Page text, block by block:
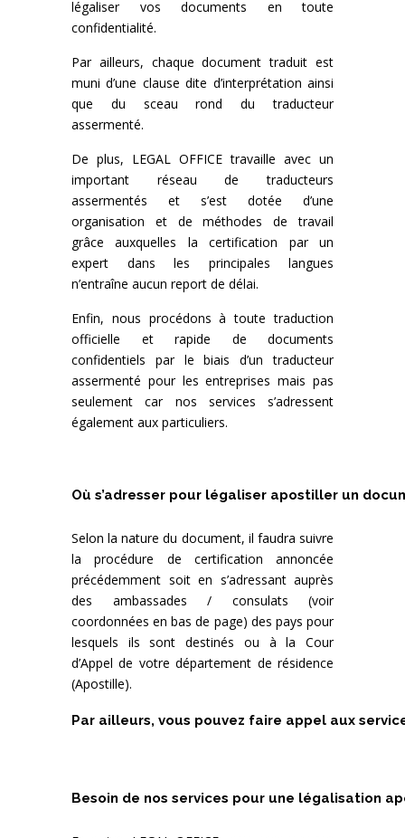
légaliser vos documents en toute
confidentialité.
Par ailleurs, chaque document traduit est
muni d’une clause dite d’interprétation ainsi
que du sceau rond du traducteur
assermenté.
De plus, LEGAL OFFICE travaille avec un
important réseau de traducteurs
assermentés et s’est dotée d’une
organisation et de méthodes de travail
grâce auxquelles la certification par un
expert dans les principales langues
n’entraîne aucun report de délai.
Enfin, nous procédons à toute traduction
officielle et rapide de documents
confidentiels par le biais d’un traducteur
assermenté pour les entreprises mais pas
seulement car nos services s’adressent
également aux particuliers.
Où s’adresser pour légaliser apostiller un
Selon la nature du document, il faudra suivre
la procédure de certification annoncée
précédemment soit en s’adressant auprès
des ambassades / consulats (voir
coordonnées en bas de page) des pays pour
lesquels ils sont destinés ou à la Cour
d’Appel de votre département de résidence
(Apostille).
Par ailleurs, vous pouvez faire appel aux
Besoin de nos services pour une légalisation